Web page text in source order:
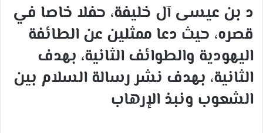
د بن عيسى آل خليفة، حفلا خاصا في
قصره، حيث دعا ممثلين عن الطائفة
اليهودية والطوائف الثانية، بهدف
الثانية، بهدف نشر رسالة السلام بين
الشعوب ونبذ الإرهاب